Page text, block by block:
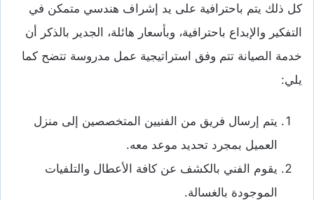
كل ذلك يتم باحترافية على يد إشراف هندسي متمكن في
التفكير والإبداع باحترافية، وبأسعار هائلة، الجدير بالذكر أن
خدمة الصيانة تتم وفق استراتيجية عمل مدروسة تتضح كما
يلي:
يتم إرسال فريق من الفنيين المتخصصين إلى منزل
العميل بمجرد تحديد موعد معه.
يقوم الفني بالكشف عن كافة الأعطال والتلفيات
الموجودة بالغسالة.